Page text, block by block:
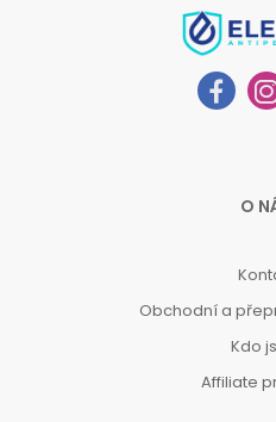
O
Obchodní a
Kdo
Affiliate